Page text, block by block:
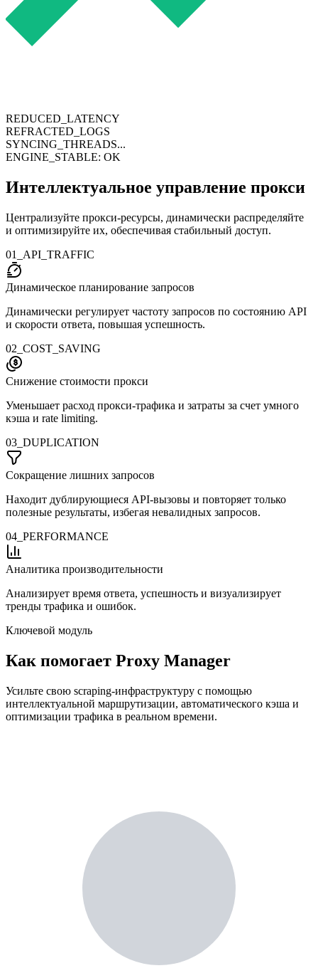
REDUCED_LATENCY
REFRACTED_LOGS
SYNCING_THREADS...
ENGINE_STABLE: OK
Интеллектуальное управление прокси
Централизуйте прокси-ресурсы, динамически распределяйте
и оптимизируйте их, обеспечивая стабильный доступ.
01_API_TRAFFIC
Динамическое планирование запросов
Динамически регулирует частоту запросов по состоянию API
и скорости ответа, повышая успешность.
02_COST_SAVING
Снижение стоимости прокси
Уменьшает расход прокси-трафика и затраты за счет умного
кэша и rate limiting.
03_DUPLICATION
Сокращение лишних запросов
Находит дублирующиеся API-вызовы и повторяет только
полезные результаты, избегая невалидных запросов.
04_PERFORMANCE
Аналитика производительности
Анализирует время ответа, успешность и визуализирует
тренды трафика и ошибок.
Ключевой модуль
Как помогает Proxy Manager
Усильте свою scraping-инфраструктуру с помощью
интеллектуальной маршрутизации, автоматического кэша и
оптимизации трафика в реальном времени.